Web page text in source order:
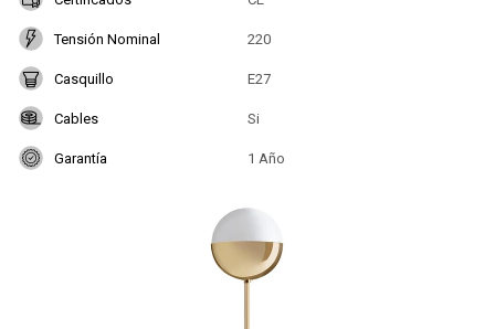
Tensión Nominal 220
Casquillo E27
Cables Si
Garantía 1 Año